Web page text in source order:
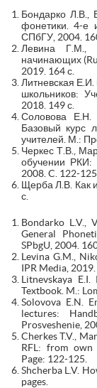
Бондарко Л.В.,
фонетики. 4-е
СПбГУ, 2004.
Левина Г.М.,
начинающих
2019. 164 с.
Литневская Е.И.
школьников:
2018. 149 с.
Соловова Е.Н.
Базовый курс
учителей. М.:
Черкес Т.В.,
обучении РКИ:
2008. C. 122-125.
Щерба Л.В. Как
с.
Bondarko L.V.,
General
SPbgU, 2004.
Levina G.M.,
IPR Media, 2019.
Litnevskaya
Textbook. M.:
Solovova E.N.
lectures:
Prosveshenie,
Cherkes T.V.,
RFL: from own
Page: 122-125.
Shcherba L.V.
pages.